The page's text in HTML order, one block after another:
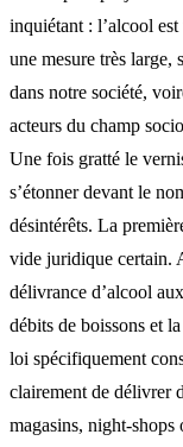
inquiétant : l’alcool
une mesure très large,
dans notre société,
acteurs du champ
Une fois gratté le
s’étonner devant le
désintérêts. La
vide juridique certain.
délivrance d’alcool
débits de boissons et
loi spécifiquement
clairement de délivrer
magasins, night-shops